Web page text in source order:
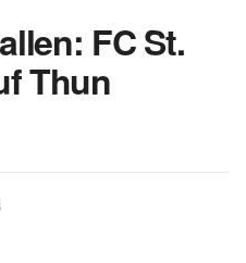
FC St.
Thun